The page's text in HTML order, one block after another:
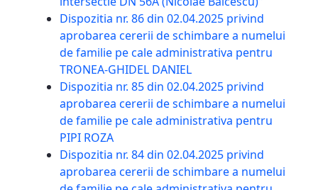
Dispozitia nr. 86 din 02.04.2025 privind
aprobarea cererii de schimbare a numelui
de familie pe cale administrativa pentru
TRONEA-GHIDEL DANIEL
Dispozitia nr. 85 din 02.04.2025 privind
aprobarea cererii de schimbare a numelui
de familie pe cale administrativa pentru
PIPI ROZA
Dispozitia nr. 84 din 02.04.2025 privind
aprobarea cererii de schimbare a numelui